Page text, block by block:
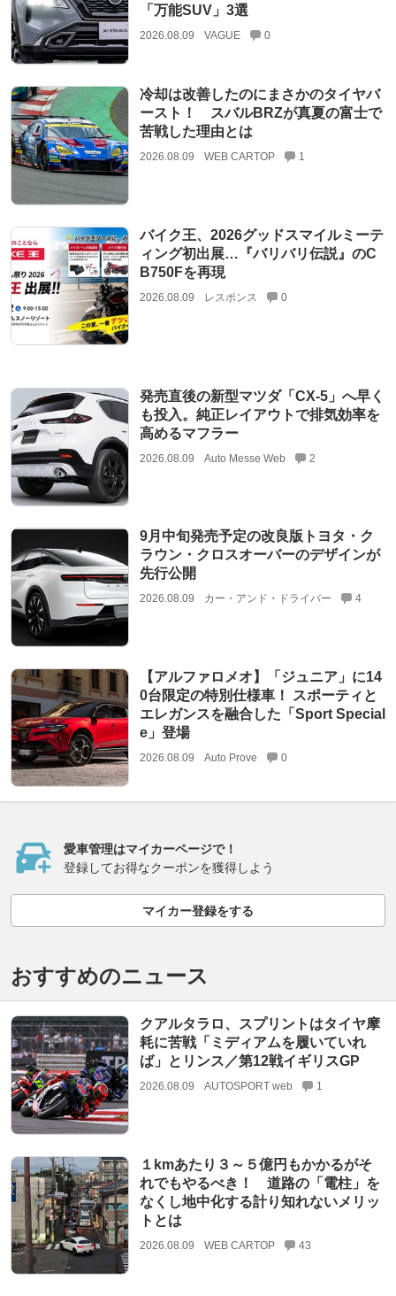
「万能SUV」3選
2026.08.09 VAGUE 0
冷却は改善したのにまさかのタイヤバ
ースト！ スバルBRZが真夏の富士で
苦戦した理由とは
2026.08.09 WEB CARTOP 1
バイク王、2026グッドスマイルミーテ
ィング初出展…『バリバリ伝説』のC
B750Fを再現
2026.08.09 レスポンス 0
発売直後の新型マツダ「CX-5」へ早く
も投入。純正レイアウトで排気効率を
高めるマフラー
2026.08.09 Auto Messe Web 2
9月中旬発売予定の改良版トヨタ・ク
ラウン・クロスオーバーのデザインが
先行公開
2026.08.09 カー・アンド・ドライバー 4
【アルファロメオ】「ジュニア」に14
0台限定の特別仕様車！ スポーティと
エレガンスを融合した「Sport Special
e」登場
2026.08.09 Auto Prove 0
愛車管理はマイカーページで！
登録してお得なクーポンを獲得しよう
マイカー登録をする
おすすめのニュース
クアルタラロ、スプリントはタイヤ摩
耗に苦戦「ミディアムを履いていれ
ば」とリンス／第12戦イギリスGP
2026.08.09 AUTOSPORT web 1
１kmあたり３～５億円もかかるがそ
れでもやるべき！ 道路の「電柱」を
なくし地中化する計り知れないメリッ
トとは
2026.08.09 WEB CARTOP 43